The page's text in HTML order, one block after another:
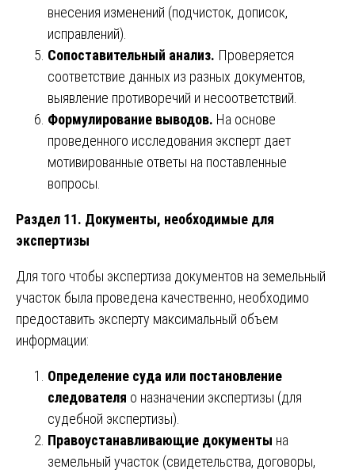
внесения изменений (подчисток, дописок,
исправлений).
Сопоставительный анализ. Проверяется
соответствие данных из разных документов,
выявление противоречий и несоответствий.
Формулирование выводов. На основе
проведенного исследования эксперт дает
мотивированные ответы на поставленные
вопросы.
Раздел 11. Документы, необходимые для
экспертизы
Для того чтобы экспертиза документов на земельный
участок была проведена качественно, необходимо
предоставить эксперту максимальный объем
информации:
Определение суда или постановление
следователя о назначении экспертизы (для
судебной экспертизы).
Правоустанавливающие документы на
земельный участок (свидетельства, договоры,